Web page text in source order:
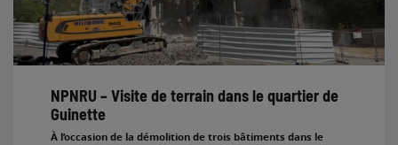
NPNRU – Visite de terrain dans le quartier de
Guinette
À l’occasion de la démolition de trois bâtiments dans le